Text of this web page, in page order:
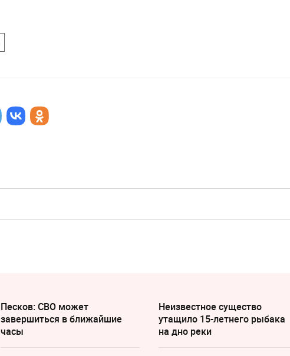
Песков: СВО может
завершиться в ближайшие
часы
Неизвестное существо
утащило 15-летнего рыбака
на дно реки